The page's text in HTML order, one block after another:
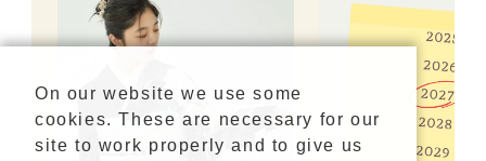
On our website we use some
cookies. These are necessary for our
site to work properly and to give us